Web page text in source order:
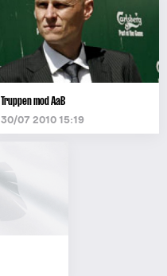
Truppen mod AaB
30/07 2010 15:19